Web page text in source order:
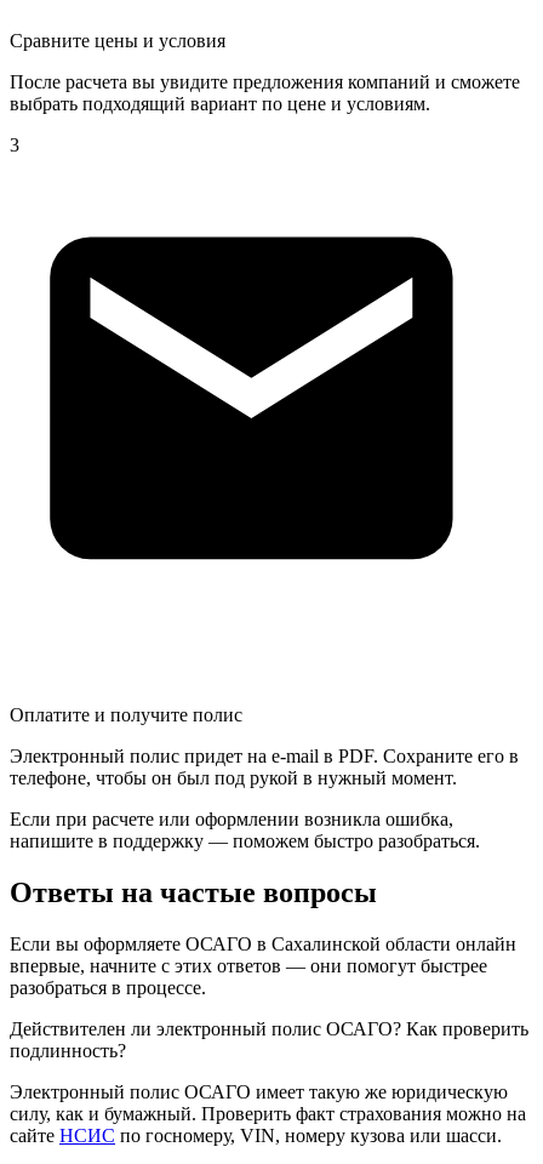
Сравните цены и условия
После расчета вы увидите предложения компаний и сможете
выбрать подходящий вариант по цене и условиям.
3
Оплатите и получите полис
Электронный полис придет на e-mail в PDF. Сохраните его в
телефоне, чтобы он был под рукой в нужный момент.
Если при расчете или оформлении возникла ошибка,
напишите в поддержку — поможем быстро разобраться.
Ответы на частые вопросы
Если вы оформляете ОСАГО в Сахалинской области онлайн
впервые, начните с этих ответов — они помогут быстрее
разобраться в процессе.
Действителен ли электронный полис ОСАГО? Как проверить
подлинность?
Электронный полис ОСАГО имеет такую же юридическую
силу, как и бумажный. Проверить факт страхования можно на
сайте НСИС по госномеру, VIN, номеру кузова или шасси.